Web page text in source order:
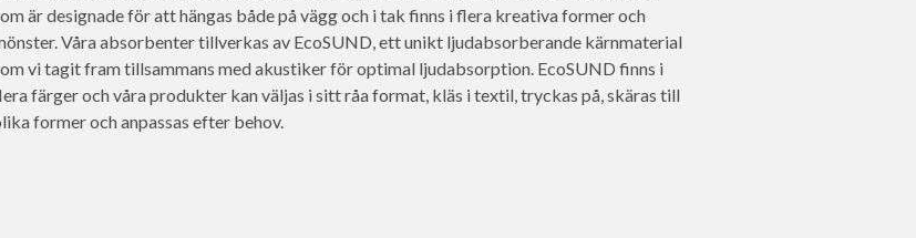
är designade för att hängas både på vägg och i tak finns i flera kreativa former och
Våra absorbenter tillverkas av EcoSUND, ett unikt ljudabsorberande kärnmaterial
vi tagit fram tillsammans med akustiker för optimal ljudabsorption. EcoSUND finns i
färger och våra produkter kan väljas i sitt råa format, kläs i textil, tryckas på, skäras till
former och anpassas efter behov.